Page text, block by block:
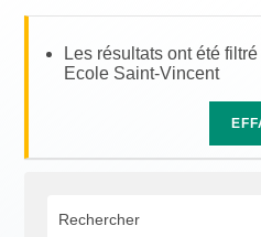
Les résultats ont été
Ecole Saint-Vincent